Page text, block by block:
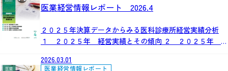
医業経営情報レポート 2026.4
２０２５年決算データからみる医科診療所経営実績分析
１ ２０２５年 経営実績とその傾向 ２ ２０２５年 収
実績 ４ ２０２５年 医療法人経営指標分析結果
2026.03.01
医業経営情報レポート